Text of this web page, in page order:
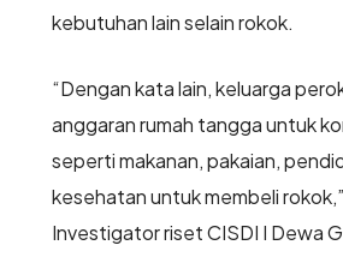
kebutuhan lain selain rokok.
“Dengan kata lain, keluarga
anggaran rumah tangga untuk
seperti makanan, pakaian,
kesehatan untuk membeli
Investigator riset CISDI I Dewa